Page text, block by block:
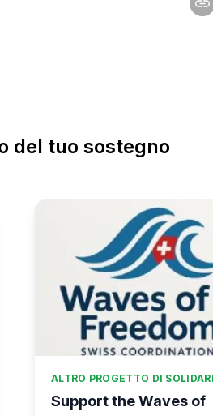
del tuo sostegno
ALTRO PROGETTO DI
Support the Waves of